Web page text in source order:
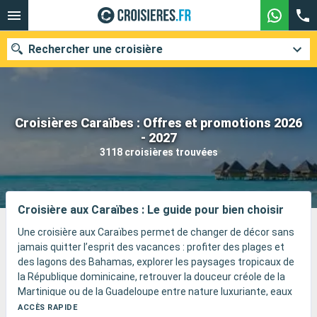
Croisières Caraïbes : Offres et promotions 2026
- 2027
3118 croisières trouvées
Rechercher une croisière
Nos destinations
Ports Compagnies
Rechercher
Croisière aux Caraïbes : Le guide pour bien choisir
Une croisière aux Caraïbes permet de changer de décor sans
jamais quitter l’esprit des vacances : profiter des plages et
des lagons des Bahamas, explorer les paysages tropicaux de
la République dominicaine, retrouver la douceur créole de la
Martinique ou de la Guadeloupe entre nature luxuriante, eaux
chaudes et déjeuners face à la mer, découvrir la Riviera Maya
ACCÈS RAPIDE